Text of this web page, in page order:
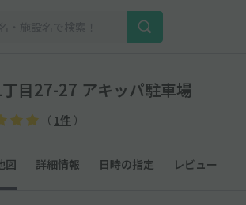
目27-27 アキッパ駐車場
（ 1件 ）
図 詳細情報 日時の指定 レビュー